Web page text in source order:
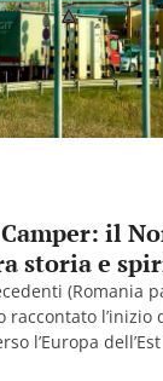
il
storia e
(Romania
raccontato l’inizio
l’Europa